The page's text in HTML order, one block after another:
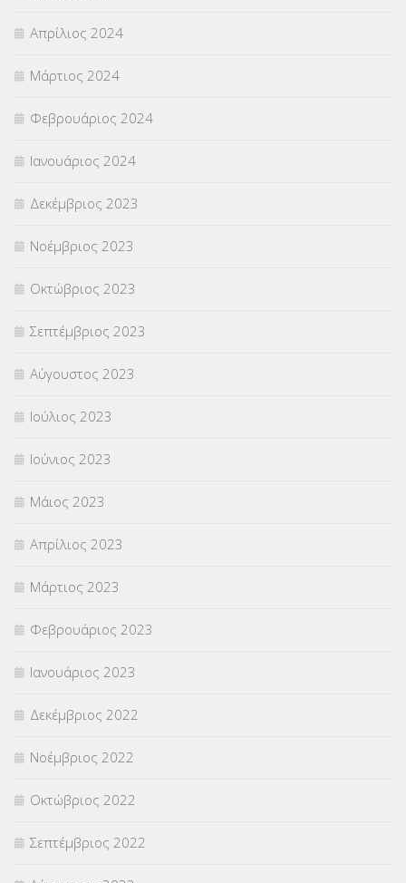
Απρίλιος 2024
Μάρτιος 2024
Φεβρουάριος 2024
Ιανουάριος 2024
Δεκέμβριος 2023
Νοέμβριος 2023
Οκτώβριος 2023
Σεπτέμβριος 2023
Αύγουστος 2023
Ιούλιος 2023
Ιούνιος 2023
Μάιος 2023
Απρίλιος 2023
Μάρτιος 2023
Φεβρουάριος 2023
Ιανουάριος 2023
Δεκέμβριος 2022
Νοέμβριος 2022
Οκτώβριος 2022
Σεπτέμβριος 2022